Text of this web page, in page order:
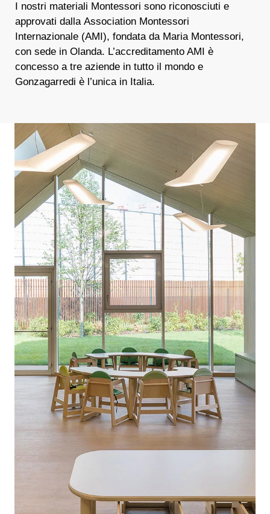
I nostri materiali Montessori sono riconosciuti e
approvati dalla Association Montessori
Internazionale (AMI), fondata da Maria Montessori,
con sede in Olanda. L’accreditamento AMI è
concesso a tre aziende in tutto il mondo e
Gonzagarredi è l’unica in Italia.